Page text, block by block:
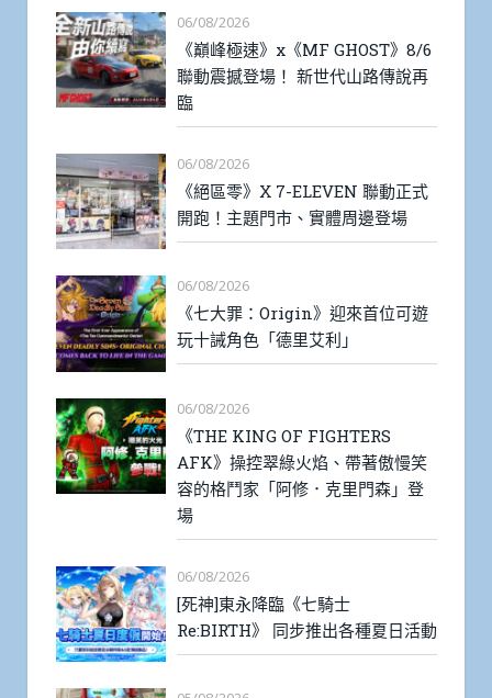
06/08/2026
《巔峰極速》x《MF GHOST》8/6
聯動震撼登場！ 新世代山路傳說再
臨
06/08/2026
《絕區零》X 7-ELEVEN 聯動正式
開跑！主題門市、實體周邊登場
06/08/2026
《七大罪：Origin》迎來首位可遊
玩十誡角色「德里艾利」
06/08/2026
《THE KING OF FIGHTERS
AFK》操控翠綠火焰、帶著傲慢笑
容的格鬥家「阿修．克里門森」登
場
06/08/2026
[死神]東永降臨《七騎士
Re:BIRTH》 同步推出各種夏日活動